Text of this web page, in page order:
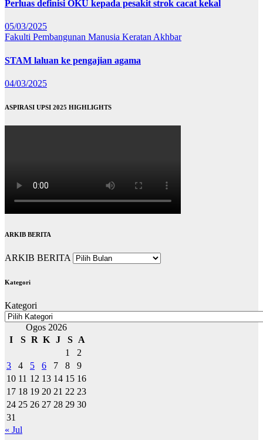
Perluas definisi OKU kepada pesakit strok cacat kekal
05/03/2025
Fakulti Pembangunan Manusia Keratan Akhbar
STAM laluan ke pengajian agama
04/03/2025
ASPIRASI UPSI 2025 HIGHLIGHTS
ARKIB BERITA
ARKIB BERITA
Kategori
Kategori
Ogos 2026
I
S R K J S
A
1
2
3
4 5 6 7 8
9
10 11 12 13 14 15 16
17 18 19 20 21 22 23
24 25 26 27 28 29 30
31
« Jul